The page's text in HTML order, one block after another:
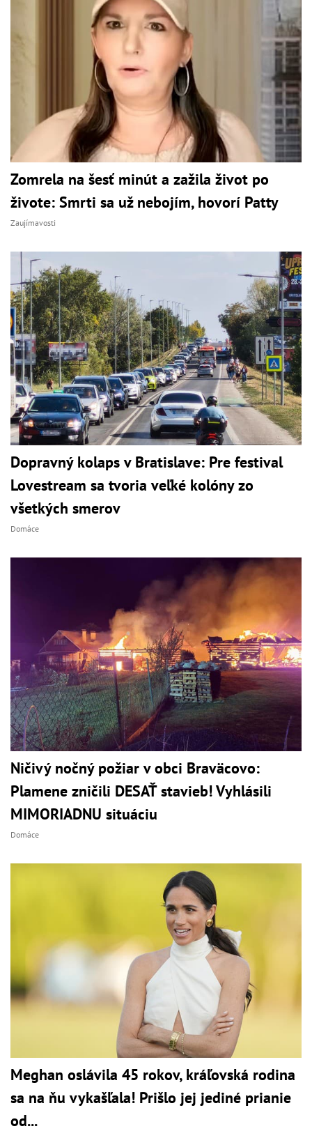
Zomrela na šesť minút a zažila život po
živote: Smrti sa už nebojím, hovorí Patty
Zaujímavosti
Dopravný kolaps v Bratislave: Pre festival
Lovestream sa tvoria veľké kolóny zo
všetkých smerov
Domáce
Ničivý nočný požiar v obci Braväcovo:
Plamene zničili DESAŤ stavieb! Vyhlásili
MIMORIADNU situáciu
Domáce
Meghan oslávila 45 rokov, kráľovská rodina
sa na ňu vykašľala! Prišlo jej jediné prianie
od...